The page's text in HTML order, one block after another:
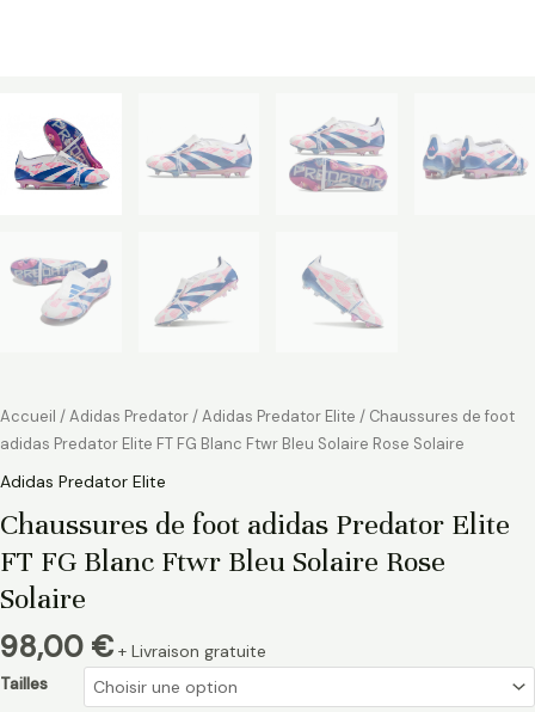
Accueil /Adidas Predator/Adidas Predator Elite / Chaussures de foot
adidas Predator Elite FT FG Blanc Ftwr Bleu Solaire Rose Solaire
Adidas Predator Elite
Chaussures de foot adidas Predator Elite
FT FG Blanc Ftwr Bleu Solaire Rose
Solaire
98,00 € + Livraison gratuite
Tailles